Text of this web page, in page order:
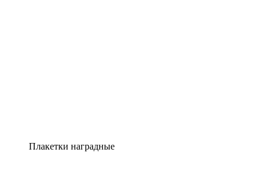
Плакетки наградные